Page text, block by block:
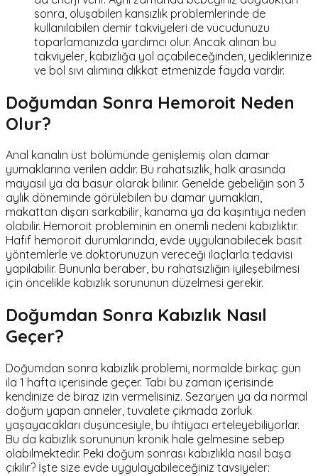
sonra, oluşabilen kansızlık problemlerinde de
kullanılabilen demir takviyeleri de vücudunuzu
toparlamanızda yardımcı olur. Ancak alınan bu
takviyeler, kabızlığa yol açabileceğinden, yediklerinize
ve bol sıvı alımına dikkat etmenizde fayda vardır.
Doğumdan Sonra Hemoroit Neden
Olur?
Anal kanalın üst bölümünde genişlemiş olan damar
yumaklarına verilen addır. Bu rahatsızlık, halk arasında
mayasıl ya da basur olarak bilinir. Genelde gebeliğin son 3
aylık döneminde görülebilen bu damar yumakları,
makattan dışarı sarkabilir, kanama ya da kaşıntıya neden
olabilir. Hemoroit probleminin en önemli nedeni kabızlıktır.
Hafif hemoroit durumlarında, evde uygulanabilecek basit
yöntemlerle ve doktorunuzun vereceği ilaçlarla tedavisi
yapılabilir. Bununla beraber, bu rahatsızlığın iyileşebilmesi
için öncelikle kabızlık sorununun düzelmesi gerekir.
Doğumdan Sonra Kabızlık Nasıl
Geçer?
Doğumdan sonra kabızlık problemi, normalde birkaç gün
ila 1 hafta içerisinde geçer. Tabi bu zaman içerisinde
kendinize de biraz izin vermelisiniz. Sezaryen ya da normal
doğum yapan anneler, tuvalete çıkmada zorluk
yaşayacakları düşüncesiyle, bu ihtiyacı erteleyebiliyorlar.
Bu da kabızlık sorununun kronik hale gelmesine sebep
olabilmektedir. Peki doğum sonrası kabızlıkla nasıl başa
çıkılır? İşte size evde uygulayabileceğiniz tavsiyeler: